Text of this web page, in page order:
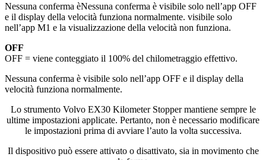
Nessuna conferma èNessuna conferma è visibile solo nell’app OFF
e il display della velocità funziona normalmente. visibile solo
nell’app M1 e la visualizzazione della velocità non funziona.
OFF
OFF = viene conteggiato il 100% del chilometraggio effettivo.
Nessuna conferma è visibile solo nell’app OFF e il display della
velocità funziona normalmente.
Lo strumento Volvo EX30 Kilometer Stopper mantiene sempre le
ultime impostazioni applicate. Pertanto, non è necessario modificare
le impostazioni prima di avviare l’auto la volta successiva.
Il dispositivo può essere attivato o disattivato, sia in movimento che